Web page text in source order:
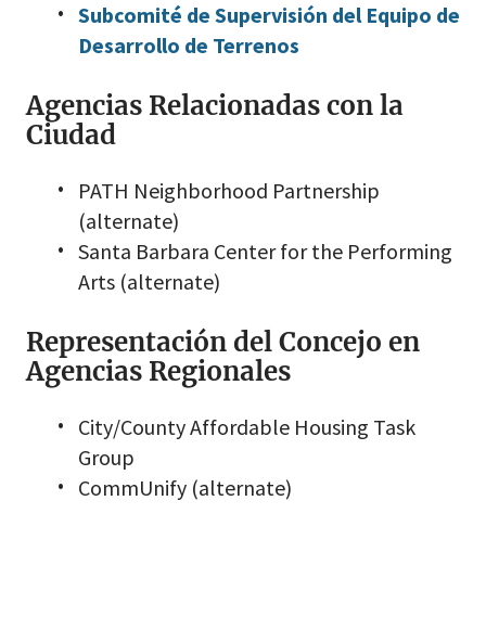
Subcomité de Supervisión del Equipo de
Desarrollo de Terrenos
Agencias Relacionadas con la
Ciudad
PATH Neighborhood Partnership
(alternate)
Santa Barbara Center for the Performing
Arts (alternate)
Representación del Concejo en
Agencias Regionales
City/County Affordable Housing Task
Group
CommUnify (alternate)